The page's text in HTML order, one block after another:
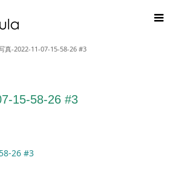
真-2022-11-07-15-58-26 #3
15-58-26 #3
26 #3